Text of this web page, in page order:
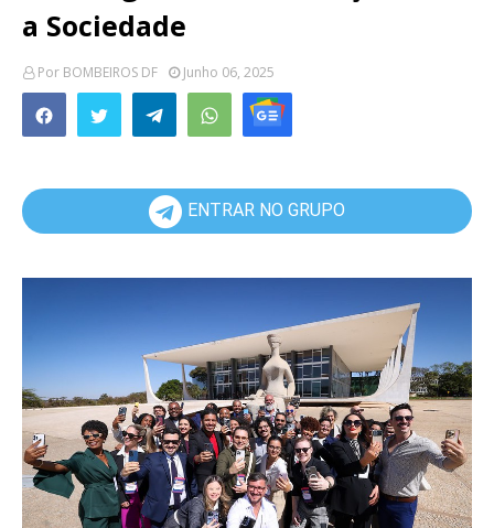
a Sociedade
Por BOMBEIROS DF Junho 06, 2025
ENTRAR NO GRUPO